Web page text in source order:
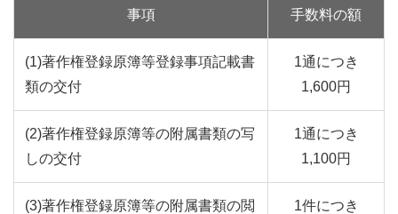
事項 手数料の額
(1)著作権登録原簿等登録事項記載書
類の交付
1通につき
1,600円
(2)著作権登録原簿等の附属書類の写
しの交付
1通につき
1,100円
(3)著作権登録原簿等の附属書類の閲
1件につき